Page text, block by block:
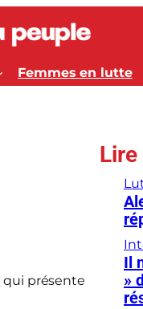
c
h
h
r
Femmes en lutte
qui présente
Lire
Il
»